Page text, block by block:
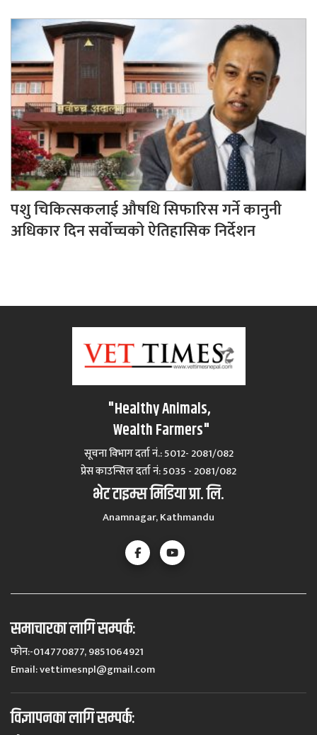
पशु चिकित्सकलाई औषधि सिफारिस गर्ने कानुनी
अधिकार दिन सर्वोच्चको ऐतिहासिक निर्देशन
"Healthy Animals,
Wealth Farmers"
सूचना विभाग दर्ता नं.: 5012- 2081/082
प्रेस काउन्सिल दर्ता नं‍: 5035 - 2081/082
भेट टाइम्स मिडिया प्रा. लि.
Anamnagar, Kathmandu
समाचारका लागि सम्पर्कः
फोन:-014770877, 9851064921
Email:vettimesnpl@gmail.com
विज्ञापनका लागि सम्पर्कः